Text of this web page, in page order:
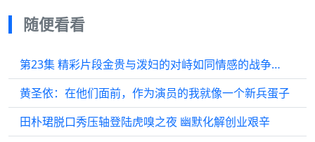
随便看看
第23集 精彩片段金贵与泼妇的对峙如同情感的战争…
黄圣依：在他们面前，作为演员的我就像一个新兵蛋子
田朴珺脱口秀压轴登陆虎嗅之夜 幽默化解创业艰辛